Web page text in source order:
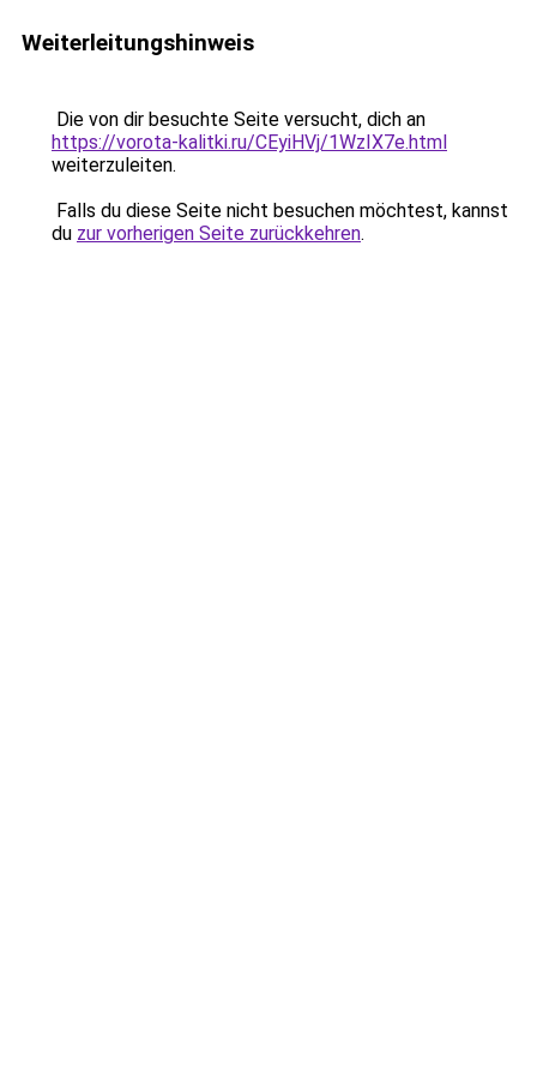
Weiterleitungshinweis
Die von dir besuchte Seite versucht, dich an
https://vorota-kalitki.ru/CEyiHVj/1WzIX7e.html
weiterzuleiten.
Falls du diese Seite nicht besuchen möchtest, kannst
du zur vorherigen Seite zurückkehren.